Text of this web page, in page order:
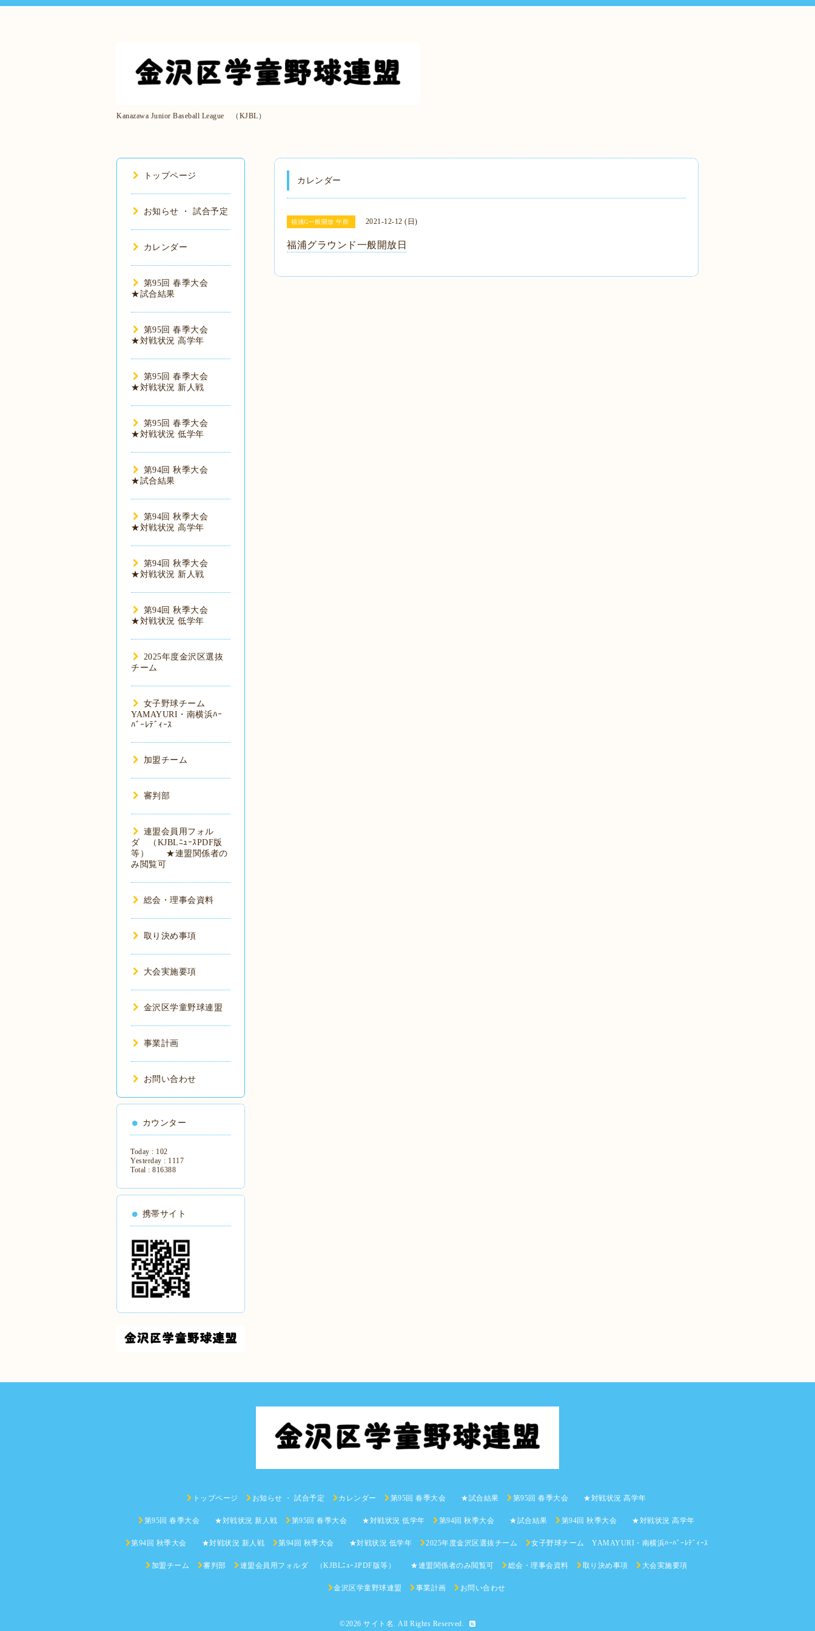
Kanazawa Junior Baseball League （KJBL）
カレンダー
福浦G一般開放 午前 2021-12-12 (日)
福浦グラウンド一般開放日
トップページ
お知らせ ・ 試合予定
カレンダー
第95回 春季大会
★試合結果
第95回 春季大会
★対戦状況 高学年
第95回 春季大会
★対戦状況 新人戦
第95回 春季大会
★対戦状況 低学年
第94回 秋季大会
★試合結果
第94回 秋季大会
★対戦状況 高学年
第94回 秋季大会
★対戦状況 新人戦
第94回 秋季大会
★対戦状況 低学年
2025年度金沢区選抜
チーム
女子野球チーム
YAMAYURI・南横浜ﾊｰ
ﾊﾞｰﾚﾃﾞｨｰｽ
加盟チーム
審判部
連盟会員用フォル
ダ （KJBLﾆｭｰｽPDF版
等） ★連盟関係者の
み閲覧可
総会・理事会資料
取り決め事項
大会実施要項
金沢区学童野球連盟
事業計画
お問い合わせ
カウンター
Today : 102
Yesterday : 1117
Total : 816388
携帯サイト
トップページ お知らせ ・ 試合予定 カレンダー 第95回 春季大会 ★試合結果 第95回 春季大会 ★対戦状況 高学年
第95回 春季大会 ★対戦状況 新人戦 第95回 春季大会 ★対戦状況 低学年 第94回 秋季大会 ★試合結果 第94回 秋季大会 ★対戦状況 高学年
第94回 秋季大会 ★対戦状況 新人戦 第94回 秋季大会 ★対戦状況 低学年 2025年度金沢区選抜チーム 女子野球チーム YAMAYURI・南横浜ﾊｰﾊﾞｰﾚﾃﾞｨｰｽ
加盟チーム 審判部 連盟会員用フォルダ （KJBLﾆｭｰｽPDF版等） ★連盟関係者のみ閲覧可 総会・理事会資料 取り決め事項 大会実施要項
金沢区学童野球連盟 事業計画 お問い合わせ
©2026 サイト名 . All Rights Reserved.